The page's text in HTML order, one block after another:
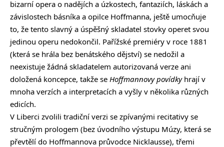
bizarní opera o nadějích a úzkostech, fantaziích, láskách a
závislostech básníka a opilce Hoffmanna, ještě umocňuje
to, že tento slavný a úspěšný skladatel stovky operet svou
jedinou operu nedokončil. Pařížské premiéry v roce 1881
(která se hrála bez benátského dějství) se nedožil a
neexistuje žádná skladatelem autorizovaná verze ani
doložená koncepce, takže se Hoffmannovy povídkyhrají v
mnoha verzích a interpretacích a vyšly v několika různých
edicích.
V Liberci zvolili tradiční verzi se zpívanými recitativy se
stručným prologem (bez úvodního výstupu Múzy, která se
převtělí do Hoffmannova průvodce Nicklausse), třemi